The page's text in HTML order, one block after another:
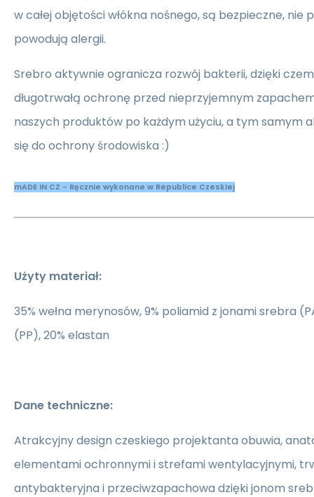
w całej objętości włókna nośnego, są bezpieczne, nie
powodują alergii.
Srebro aktywnie ogranicza rozwój bakterii, dzięki
długotrwałą ochronę przed nieprzyjemnym
naszych produktów po każdym użyciu, a tym samym
się do ochrony środowiska :)
mADE IN CZ - Ręcznie wykonane w Republice Czeskiej
Użyty materiał:
35% wełna merynosów, 9% poliamid z jonami srebra
(PP), 20% elastan
Dane techniczne:
Atrakcyjny design czeskiego projektanta obuwia,
elementami ochronnymi i strefami wentylacyjnymi,
antybakteryjna i przeciwzapachowa dzięki jonom